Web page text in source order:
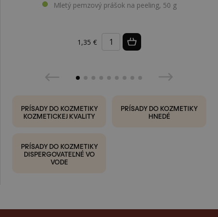
Mletý pemzový prášok na peeling, 50 g
1,35 €
PRÍSADY DO KOZMETIKY
KOZMETICKEJ KVALITY
PRÍSADY DO KOZMETIKY
HNEDÉ
PRÍSADY DO KOZMETIKY
DISPERGOVATEĽNÉ VO
VODE